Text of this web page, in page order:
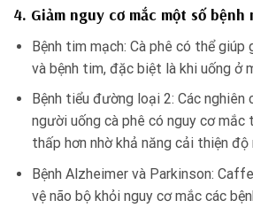
4. Giảm nguy cơ mắc một số bệnh
Bệnh tim mạch: Cà phê có thể
và bệnh tim, đặc biệt là khi uống ở
Bệnh tiểu đường loại 2: Các nghiên
người uống cà phê có nguy cơ mắc
thấp hơn nhờ khả năng cải thiện độ
Bệnh Alzheimer và Parkinson:
vệ não bộ khỏi nguy cơ mắc các